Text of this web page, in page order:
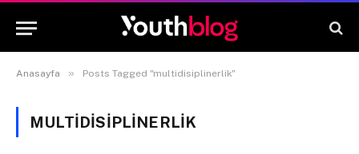
Anasayfa » Posts Tagged "multidisiplinerlik"
MULTIDISIPLINERLIK